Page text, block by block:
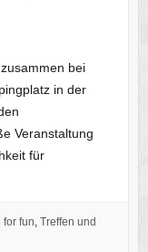
bei
in der
Veranstaltung
für
for fun, Treffen und